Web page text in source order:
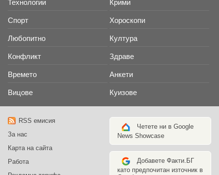
Технологии Крими
Спорт Хороскопи
Любопитно Култура
Конфликт Здраве
Времето Анкети
Вицове Куизове
RSS емисия
За нас
Карта на сайта
Работа
Четете ни в Google
News Showcase
Добавете Факти.БГ
като предпочитан източник в